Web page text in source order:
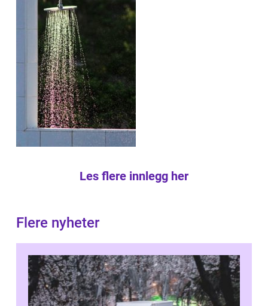
Les flere innlegg her
Flere nyheter